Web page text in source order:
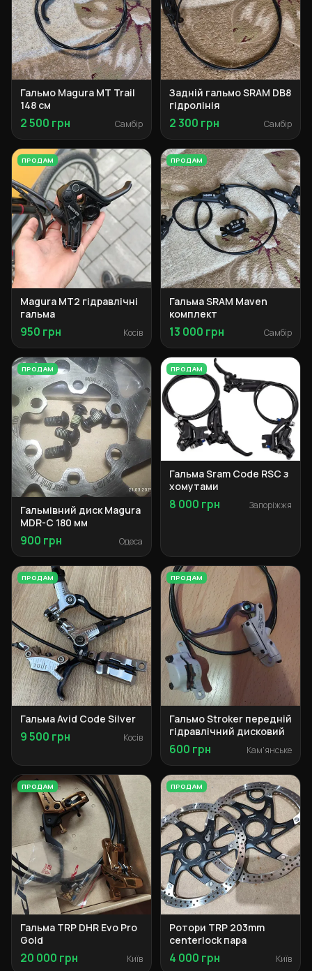
Гальмо Magura MT Trail
148 см
2 500 грн Самбір
Задній гальмо SRAM DB8
гідролінія
2 300 грн Самбір
ПРОДАМ
Magura MT2 гідравлічні
гальма
950 грн Косів
ПРОДАМ
Гальма SRAM Maven
комплект
13 000 грн Самбір
ПРОДАМ
Гальмівний диск Magura
MDR-C 180 мм
900 грн Одеса
ПРОДАМ
Гальма Sram Code RSC з
хомутами
8 000 грн Запоріжжя
ПРОДАМ
Гальма Avid Code Silver
9 500 грн Косів
ПРОДАМ
Гальмо Stroker передній
гідравлічний дисковий
600 грн Кам'янське
ПРОДАМ
Гальма TRP DHR Evo Pro
Gold
20 000 грн Київ
ПРОДАМ
Ротори TRP 203mm
centerlock пара
4 000 грн Київ